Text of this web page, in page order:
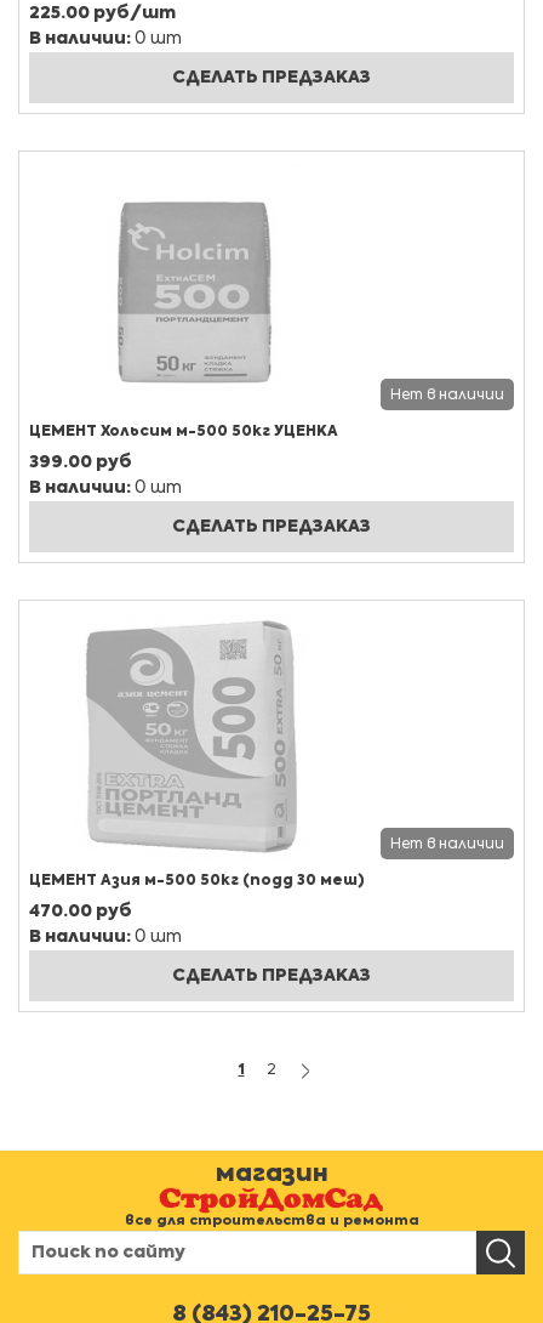
225.00 руб/шт
В наличии: 0 шт
СДЕЛАТЬ ПРЕДЗАКАЗ
Нет в наличии
ЦЕМЕНТ Хольсим м-500 50кг УЦЕНКА
399.00 руб
В наличии: 0 шт
СДЕЛАТЬ ПРЕДЗАКАЗ
Нет в наличии
ЦЕМЕНТ Азия м-500 50кг (подд 30 меш)
470.00 руб
В наличии: 0 шт
СДЕЛАТЬ ПРЕДЗАКАЗ
1 2
магазин
все для строительства и ремонта
8 (843) 210-25-75